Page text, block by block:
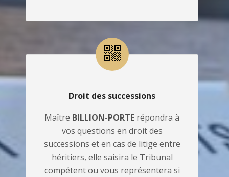
Droit des successions
Maître BILLION-PORTE répondra à
vos questions en droit des
successions et en cas de litige entre
héritiers, elle saisira le Tribunal
compétent ou vous représentera si